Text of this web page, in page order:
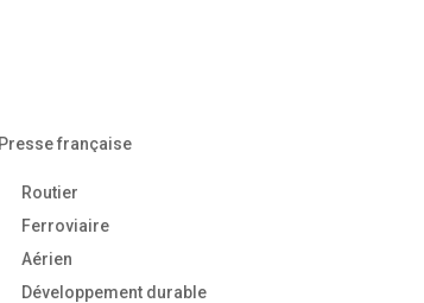
Presse française
Routier
Ferroviaire
Aérien
Développement durable